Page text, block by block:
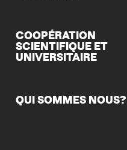
COOPÉRATION
SCIENTIFIQUE ET
UNIVERSITAIRE
QUI SOMMES NOUS?